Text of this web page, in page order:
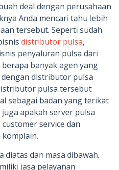
deal dengan perusahaan
Anda mencari tahu lebih
tersebut. Seperti sudah
distributor pulsa,
penyaluran pulsa dari
banyak agen yang
distributor pulsa
pulsa tersebut
sebagai badan yang terikat
apakah server pulsa
service dan
komplain.
diatas dan masa dibawah.
jasa pelayanan